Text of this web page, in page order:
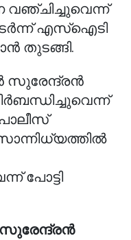
വഞ്ചിച്ചുവെന്ന്
എസ്‌ഐടി
തുടങ്ങി.
സുരേന്ദ്രൻ
പോട്ടി